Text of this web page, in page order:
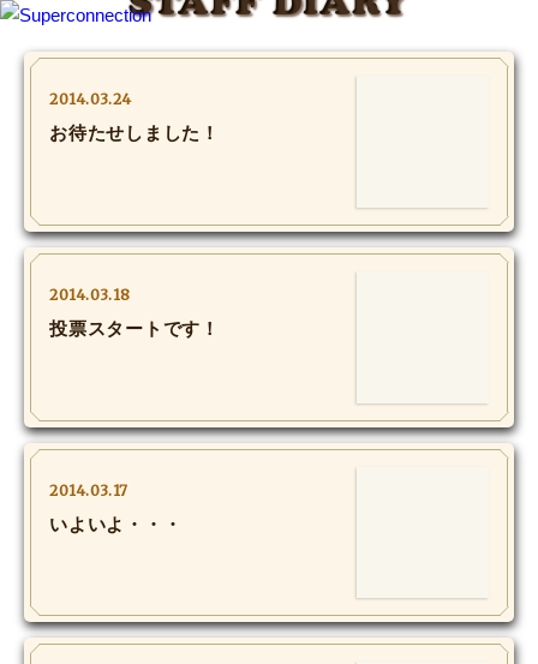
2014.03.24
お待たせしました！
2014.03.18
投票スタートです！
2014.03.17
いよいよ・・・
INFO
SHIHO’s DIARY
STAFF DIARY
SHIHO’s VOICE
SPECIAL
#Throwback
Monostagram